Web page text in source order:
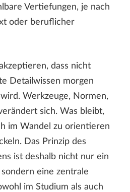
Vertiefungen, je nach
oder beruflicher
dass nicht
Detailwissen morgen
Werkzeuge, Normen,
sich. Was bleibt,
im Wandel zu orientieren
Das Prinzip des
ist deshalb nicht nur ein
eine zentrale
im Studium als auch